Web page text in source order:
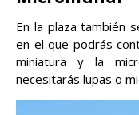
En la plaza también
en el que podrás
miniatura y la
necesitarás lupas o